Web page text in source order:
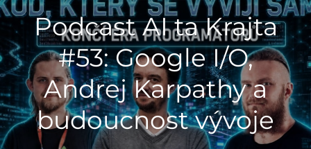
Podcast AI ta Krajta
#53: Google I/O,
Andrej Karpathy a
budoucnost vývoje